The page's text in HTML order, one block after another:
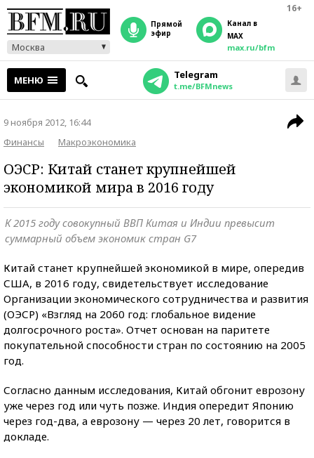
16+
Москва
прямой
эфир
Канал в
MAX
max.ru/bfm
МЕНЮ Telegram
t.me/BFMnews
9 ноября 2012, 16:44
Финансы
Макроэкономика
ОЭСР: Китай станет крупнейшей
экономикой мира в 2016 году
К 2015 году совокупный ВВП Китая и Индии превысит
суммарный объем экономик стран G7
Китай станет крупнейшей экономикой в мире, опередив
США, в 2016 году, свидетельствует исследование
Организации экономического сотрудничества и развития
(ОЭСР) «Взгляд на 2060 год: глобальное видение
долгосрочного роста». Отчет основан на паритете
покупательной способности стран по состоянию на 2005
год.
Согласно данным исследования, Китай обгонит еврозону
уже через год или чуть позже. Индия опередит Японию
через год-два, а еврозону — через 20 лет, говорится в
докладе.